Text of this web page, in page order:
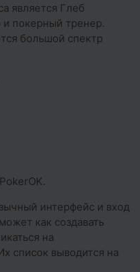
является Глеб
покерный тренер.
большой спектр
интерфейс и вход
как создавать
на
список выводится на